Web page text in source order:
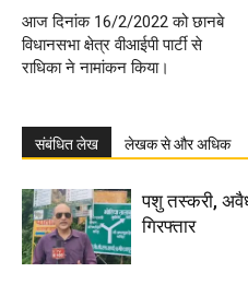
आज दिनांक 16/2/2022 को छानबे
विधानसभा क्षेत्र वीआईपी पार्टी से
राधिका ने नामांकन किया।
संबंधित लेख लेखक से और अधिक
पशु तस्करी,
गिरफ्तार